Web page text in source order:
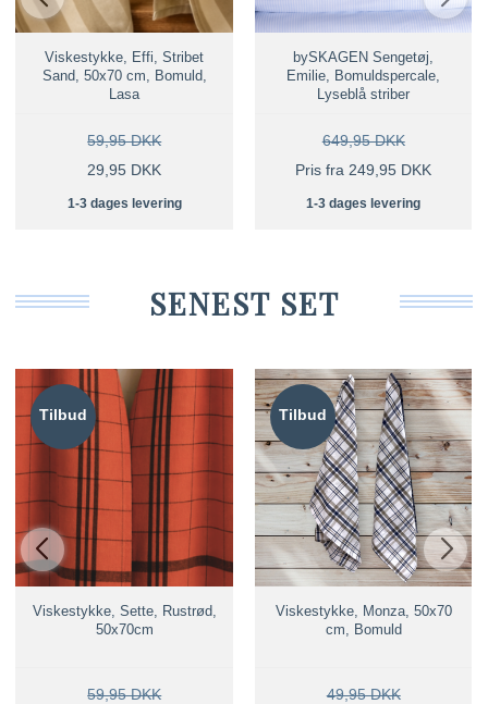
Viskestykke, Effi, Stribet
Sand, 50x70 cm, Bomuld,
Lasa
59,95 DKK
29,95 DKK
1-3 dages levering
bySKAGEN Sengetøj,
Emilie, Bomuldspercale,
Lyseblå striber
649,95 DKK
Pris fra 249,95 DKK
1-3 dages levering
SENEST SET
Tilbud
Viskestykke, Sette, Rustrød,
50x70cm
59,95 DKK
Tilbud
Viskestykke, Monza, 50x70
cm, Bomuld
49,95 DKK